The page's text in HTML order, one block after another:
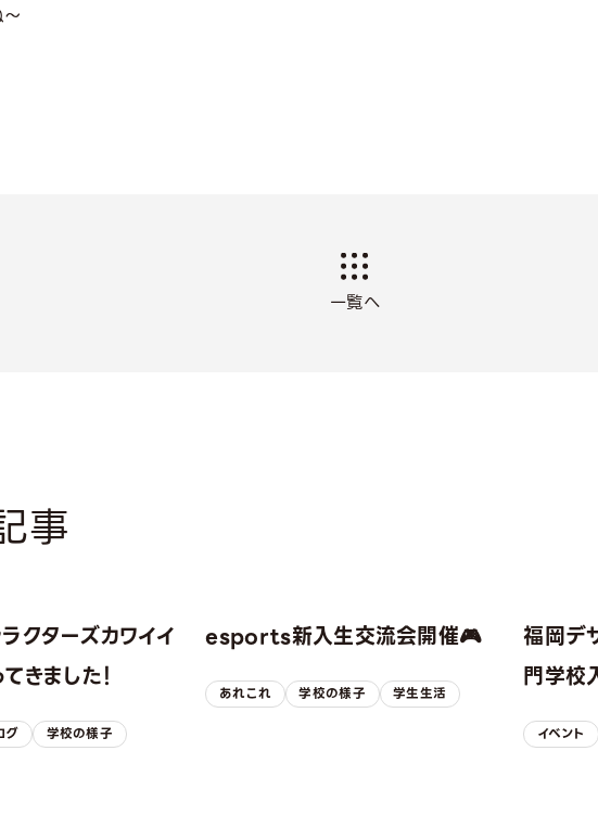
一覧へ
事
クターズカワイイ
きました！
グ
学校の様子
esports新入生交流会開催🎮
あれこれ 学校の様子 学生生活
福岡デ
門学校
イベント